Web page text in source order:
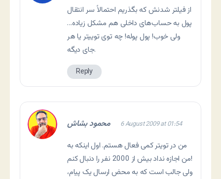
از فیلتر شدنش که بگذریم احتمالاً سر انتقال
پول به حساب‌های داخلی هم مشکل زیاده…
ولی خوب! پول پوله! چه توی توییتر یا هر
جای دیگه.
Reply
محمود بشاش 6 August 2009 at 01:54
من در تویتر کمی فعال هستم. اول اینکه به
من اجازه نداد بیش از 2000 نفر را دنبال کنم!
ولی جالب است که به محض ارسال یک پیام،